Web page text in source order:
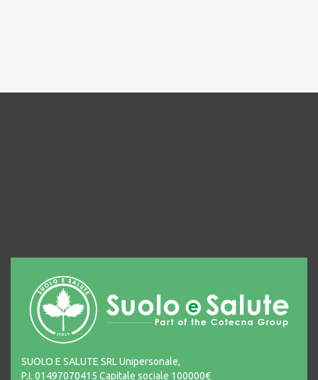
SUOLO E SALUTE SRL Unipersonale,
P.I. 01497070415 Capitale sociale 100000€